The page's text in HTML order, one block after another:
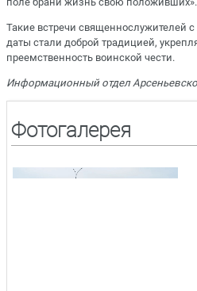
Такие встречи священнослужителей
даты стали доброй традицией,
преемственность воинской чести.
Информационный отдел
Фотогалерея